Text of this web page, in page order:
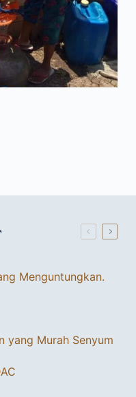
Menguntungkan.
yang Murah Senyum